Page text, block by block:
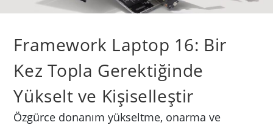
Framework Laptop 16: Bir
Kez Topla Gerektiğinde
Yükselt ve Kişiselleştir
Özgürce donanım yükseltme, onarma ve